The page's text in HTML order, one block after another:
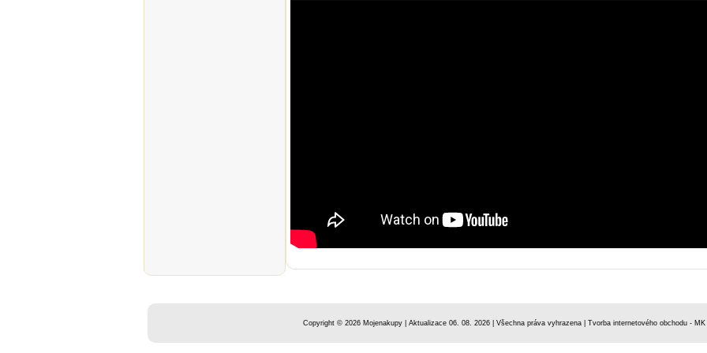
Copyright © 2026 Mojenakupy | Aktualizace 06. 08. 2026 | Všechna práva vyhrazena | Tvorba internetového obchodu- MK